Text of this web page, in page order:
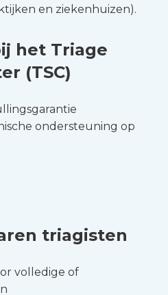
en ziekenhuizen).
het Triage
(TSC)
ondersteuning op
triagisten
volledige of